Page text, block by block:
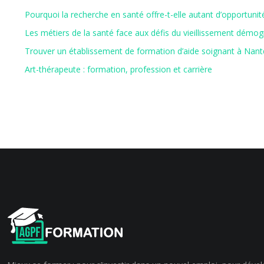
Pourquoi la recherche en santé offre-t-elle autant
Les métiers de la santé face aux défis du vieillissement
Trouver un établissement de formation d’aide soignant à
Art-thérapeute : formation, profession et carrière